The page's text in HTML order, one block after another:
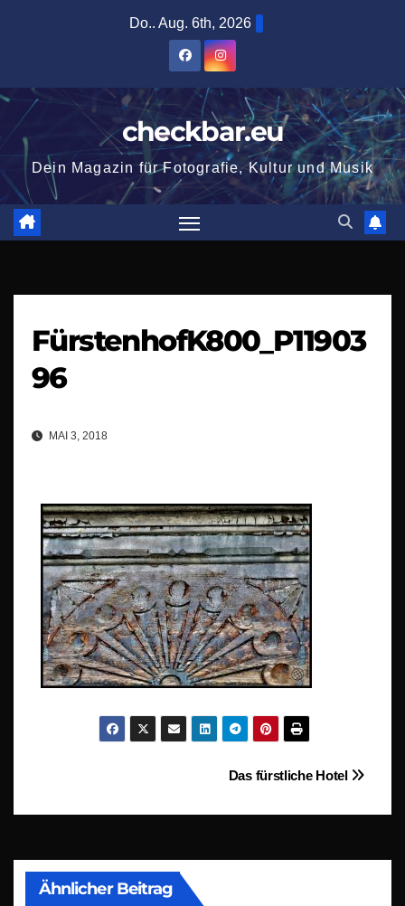
Do.. Aug. 6th, 2026
checkbar.eu
Dein Magazin für Fotografie, Kultur und Musik
FürstenhofK800_P11903
96
MAI 3, 2018
Beitragsnavigation
Das fürstliche Hotel
Ähnlicher Beitrag